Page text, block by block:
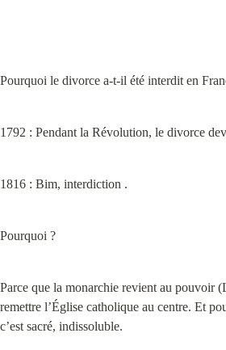
Pourquoi le divorce a-t-il été interdit en
1792 : Pendant la Révolution, le divorce
1816 : Bim, interdiction .
Pourquoi ?
Parce que la monarchie revient au pouvoir
remettre l’Église catholique au centre. Et
c’est sacré, indissoluble.